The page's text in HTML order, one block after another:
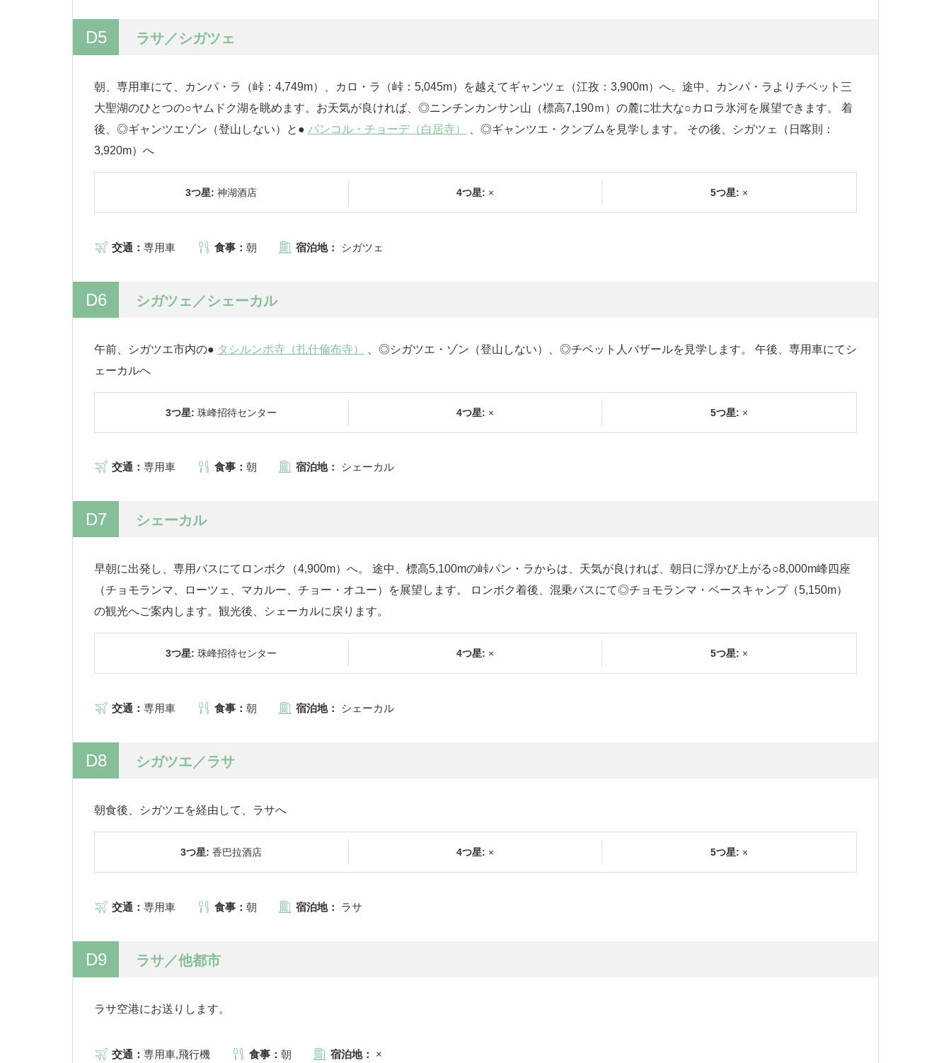
D5 ラサ／シガツェ
朝、専用車にて、カンパ・ラ（峠：4,749m）、カロ・ラ（峠：5,045m）を越えてギャンツェ（江孜：3,900m）へ。途中、カンパ・ラよりチベット三
大聖湖のひとつの○ヤムドク湖を眺めます。お天気が良ければ、◎ニンチンカンサン山（標高7,190ｍ）の麓に壮大な○カロラ氷河を展望できます。 着
後、◎ギャンツエゾン（登山しない）と● パンコル・チョーデ（白居寺）
、◎ギャンツエ・クンブムを見学します。 その後、シガツェ（日喀則：
3,920m）へ
3つ星: 神湖酒店 4つ星: × 5つ星: ×
交通： 専用車 食事： 朝 宿泊地： シガツェ
D6 シガツェ／シェーカル
午前、シガツエ市内の● タシルンポ寺（扎什倫布寺）
、◎シガツエ・ゾン（登山しない）、◎チベット人バザールを見学します。 午後、専用車にてシ
ェーカルへ
3つ星: 珠峰招待センター 4つ星: × 5つ星: ×
交通： 専用車 食事： 朝 宿泊地： シェーカル
D7 シェーカル
早朝に出発し、専用バスにてロンボク（4,900m）へ。 途中、標高5,100mの峠パン・ラからは、天気が良ければ、朝日に浮かび上がる○8,000m峰四座
（チョモランマ、ローツェ、マカルー、チョー・オユー）を展望します。 ロンボク着後、混乗バスにて◎チョモランマ・ベースキャンプ（5,150m）
の観光へご案内します。観光後、シェーカルに戻ります。
3つ星: 珠峰招待センター 4つ星: × 5つ星: ×
交通： 専用車 食事： 朝 宿泊地： シェーカル
D8 シガツエ／ラサ
朝食後、シガツエを経由して、ラサへ
3つ星: 香巴拉酒店 4つ星: × 5つ星: ×
交通： 専用車 食事： 朝 宿泊地： ラサ
D9 ラサ／他都市
ラサ空港にお送りします。
交通： 専用車,飛行機 食事： 朝 宿泊地： ×